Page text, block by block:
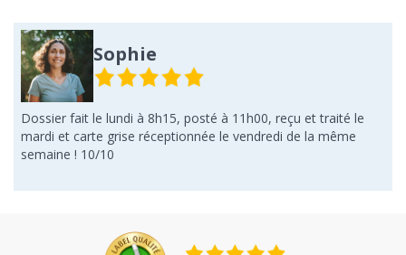
Sophie
Dossier fait le lundi à 8h15, posté à 11h00, reçu et traité le
mardi et carte grise réceptionnée le vendredi de la même
semaine ! 10/10